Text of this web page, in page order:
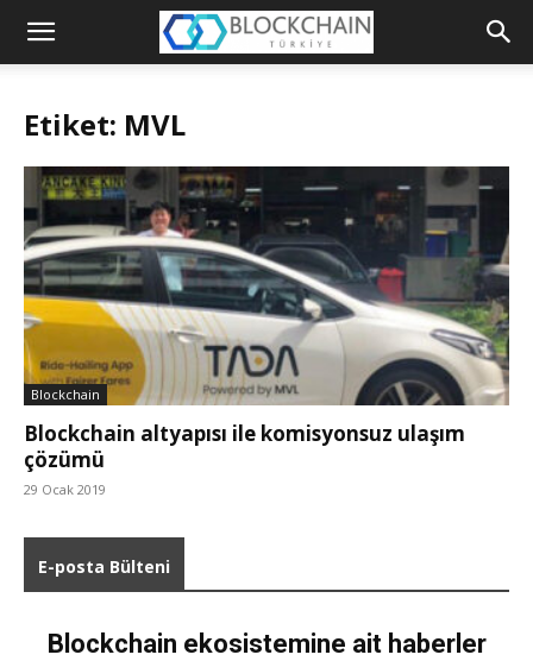
Blockchain
Etiket: MVL
Blockchain
Blockchain altyapısı ile komisyonsuz ulaşım
çözümü
29 Ocak 2019
E-posta Bülteni
Blockchain ekosistemine ait haberler